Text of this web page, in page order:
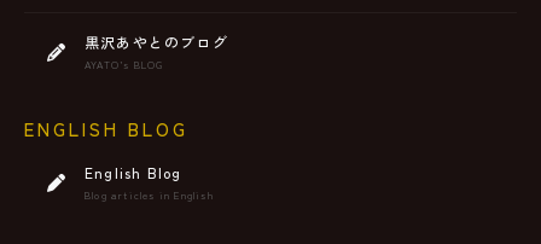
黒沢あやとのブログ
AYATO’s BLOG
ENGLISH BLOG
English Blog
Blog articles in English